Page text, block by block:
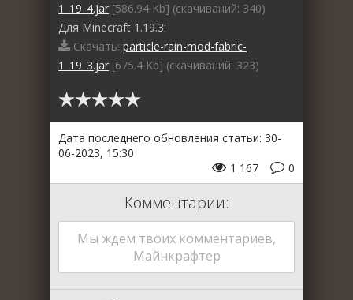
1_19_4.jar [586.94 Kb] (cкачиваний: 340)
Для Minecraft 1.19.3:
Скачать: particle-rain-mod-fabric-
1_19_3.jar [675.4 Kb] (cкачиваний: 323)
Дата последнего обновления статьи: 30-
06-2023, 15:30
0
1 167
Комментарии:
Мы ждем твоих комментариев,
Майнкрафтер